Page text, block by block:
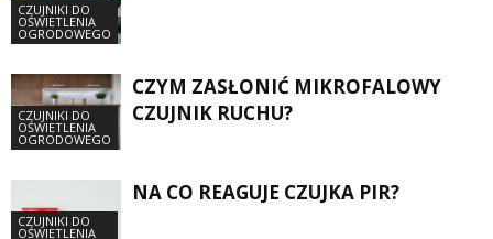
CZUJNIKI DO
OŚWIETLENIA
OGRODOWEGO
CZUJNIKI DO
OŚWIETLENIA
OGRODOWEGO
CZYM ZASŁONIĆ MIKROFALOWY
CZUJNIK RUCHU?
CZUJNIKI DO
OŚWIETLENIA
NA CO REAGUJE CZUJKA PIR?